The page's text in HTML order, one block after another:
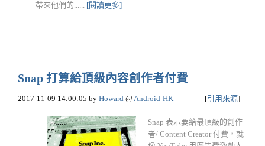
帶來他們的...... [閱讀更多]
Snap 打算給頂級內容創作者付費
2017-11-09 14:00:05 by Howard @Android-HK [引用來源]
Snap 表示要給最頂級的創作
者/ Content Creator 付費，就